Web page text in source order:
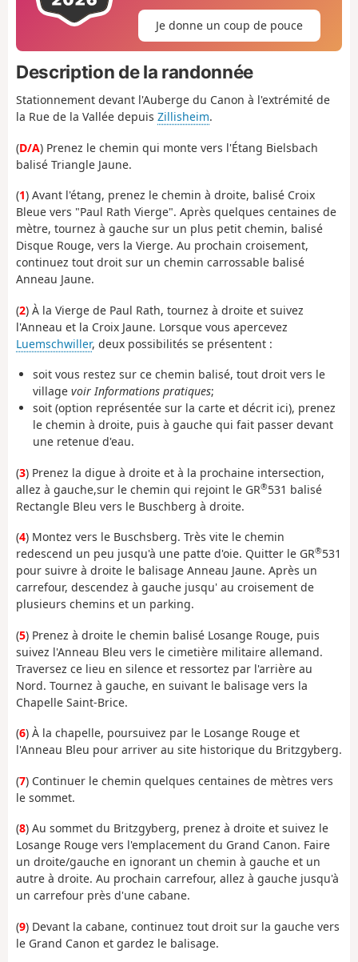
Je donne un coup de pouce
Description de la randonnée
Stationnement devant l'Auberge du Canon à l'extrémité de
la Rue de la Vallée depuis Zillisheim.
(D/A) Prenez le chemin qui monte vers l'Étang Bielsbach
balisé Triangle Jaune.
(1) Avant l'étang, prenez le chemin à droite, balisé Croix
Bleue vers "Paul Rath Vierge". Après quelques centaines de
mètre, tournez à gauche sur un plus petit chemin, balisé
Disque Rouge, vers la Vierge. Au prochain croisement,
continuez tout droit sur un chemin carrossable balisé
Anneau Jaune.
(2) À la Vierge de Paul Rath, tournez à droite et suivez
l'Anneau et la Croix Jaune. Lorsque vous apercevez
Luemschwiller, deux possibilités se présentent :
soit vous restez sur ce chemin balisé, tout droit vers le
village voir Informations pratiques;
soit (option représentée sur la carte et décrit ici), prenez
le chemin à droite, puis à gauche qui fait passer devant
une retenue d'eau.
(3) Prenez la digue à droite et à la prochaine intersection,
allez à gauche,sur le chemin qui rejoint le GR®531 balisé
Rectangle Bleu vers le Buschberg à droite.
(4) Montez vers le Buschsberg. Très vite le chemin
redescend un peu jusqu'à une patte d'oie. Quitter le GR®531
pour suivre à droite le balisage Anneau Jaune. Après un
carrefour, descendez à gauche jusqu' au croisement de
plusieurs chemins et un parking.
(5) Prenez à droite le chemin balisé Losange Rouge, puis
suivez l'Anneau Bleu vers le cimetière militaire allemand.
Traversez ce lieu en silence et ressortez par l'arrière au
Nord. Tournez à gauche, en suivant le balisage vers la
Chapelle Saint-Brice.
(6) À la chapelle, poursuivez par le Losange Rouge et
l'Anneau Bleu pour arriver au site historique du Britzgyberg.
(7) Continuer le chemin quelques centaines de mètres vers
le sommet.
(8) Au sommet du Britzgyberg, prenez à droite et suivez le
Losange Rouge vers l'emplacement du Grand Canon. Faire
un droite/gauche en ignorant un chemin à gauche et un
autre à droite. Au prochain carrefour, allez à gauche jusqu'à
un carrefour près d'une cabane.
(9) Devant la cabane, continuez tout droit sur la gauche vers
le Grand Canon et gardez le balisage.